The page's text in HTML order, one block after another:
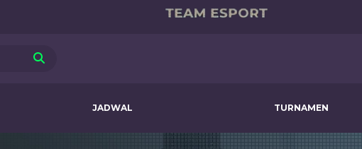
JADWAL TURNAMEN